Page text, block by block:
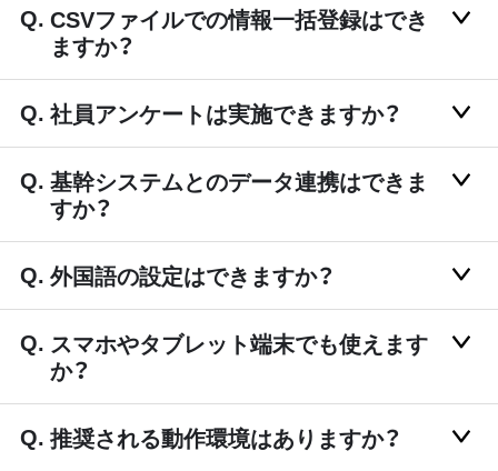
CSVファイルでの情報一括登録はでき
ますか？
社員アンケートは実施できますか？
基幹システムとのデータ連携はできま
すか？
外国語の設定はできますか？
スマホやタブレット端末でも使えます
か？
推奨される動作環境はありますか？